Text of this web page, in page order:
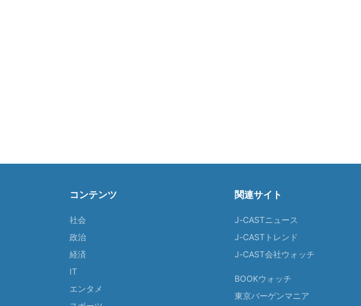
コンテンツ
社会
政治
経済
IT
エンタメ
関連サイト
J-CASTニュース
J-CASTトレンド
J-CAST会社ウォッチ
BOOKウォッチ
東京バーゲンマニア